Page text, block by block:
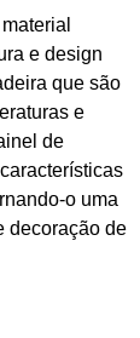
e design
que são
e
de
o uma
decoração de